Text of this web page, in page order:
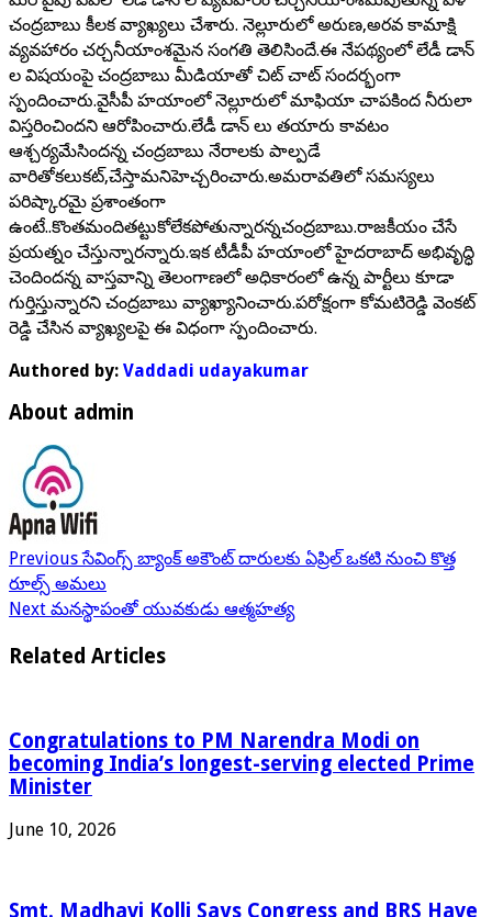
చంద్రబాబు కీలక వ్యాఖ్యలు చేశారు. నెల్లూరులో అరుణ,అరవ కామాక్షి
వ్యవహారం చర్చనీయాంశమైన సంగతి తెలిసిందే.ఈ నేపథ్యంలో లేడీ డాన్
ల విషయంపై చంద్రబాబు మీడియాతో చిట్ చాట్ సందర్భంగా
స్పందించారు.వైసీపీ హయాంలో నెల్లూరులో మాఫియా చాపకింద నీరులా
విస్తరించిందని ఆరోపించారు.లేడీ డాన్ లు తయారు కావటం
ఆశ్చర్యమేసిందన్న చంద్రబాబు నేరాలకు పాల్పడే
వారితోకలుకట్,చేస్తామనిహెచ్చరించారు.అమరావతిలో సమస్యలు
పరిష్కారమై ప్రశాంతంగా
ఉంటే..కొంతమందితట్టుకోలేకపోతున్నారన్నచంద్రబాబు.రాజకీయం చేసే
ప్రయత్నం చేస్తున్నారన్నారు.ఇక టీడీపీ హయాంలో హైదరాబాద్ అభివృద్ధి
చెందిందన్న వాస్తవాన్ని తెలంగాణలో అధికారంలో ఉన్న పార్టీలు కూడా
గుర్తిస్తున్నారని చంద్రబాబు వ్యాఖ్యానించారు.పరోక్షంగా కోమటిరెడ్డి వెంకట్
రెడ్డి చేసిన వ్యాఖ్యలపై ఈ విధంగా స్పందించారు.
Authored by: Vaddadi udayakumar
About admin
Previousసేవింగ్స్ బ్యాంక్ అకౌంట్ దారులకు ఏప్రిల్ ఒకటి నుంచి కొత్త
రూల్స్ అమలు
Next మనస్థాపంతో యువకుడు ఆత్మహత్య
Related Articles
Congratulations to PM Narendra Modi on
becoming India’s longest-serving elected Prime
Minister
June 10, 2026
Smt. Madhavi Kolli Says Congress and BRS Have